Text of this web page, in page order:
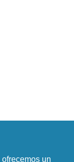
ofrecemos un